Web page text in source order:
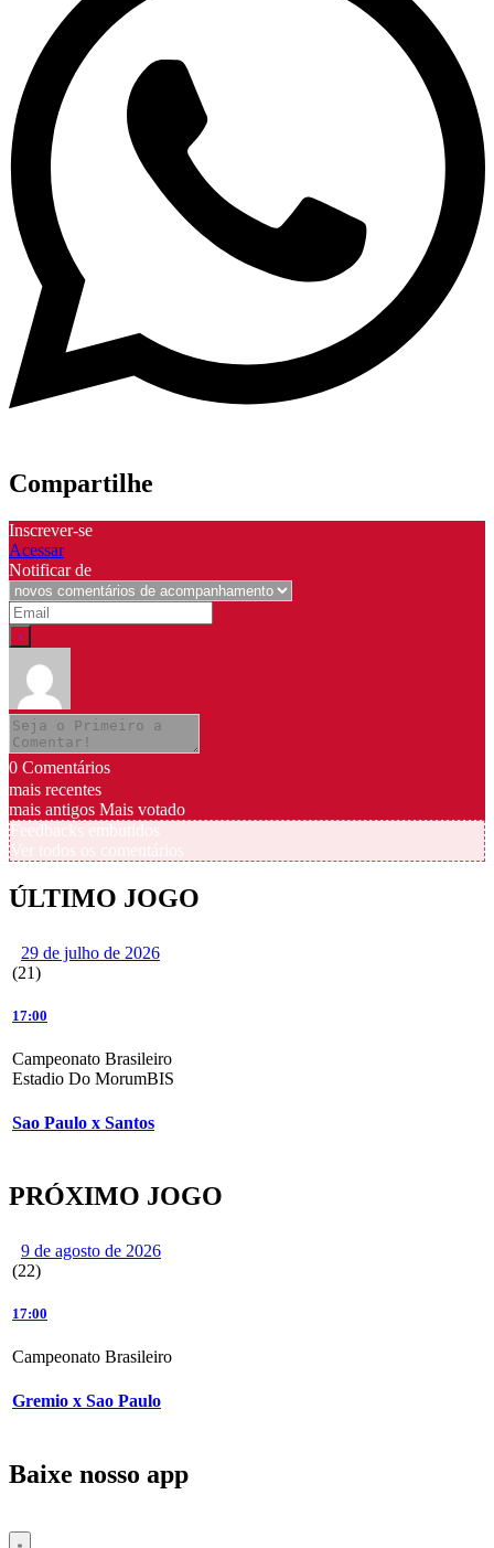
Compartilhe
Inscrever-se
Acessar
Notificar de
0 Comentários
mais recentes
mais antigos Mais votado
ÚLTIMO JOGO
29 de julho de 2026
(21)
17:00
Campeonato Brasileiro
Estadio Do MorumBIS
Sao Paulo x Santos
PRÓXIMO JOGO
9 de agosto de 2026
(22)
17:00
Campeonato Brasileiro
Gremio x Sao Paulo
Baixe nosso app